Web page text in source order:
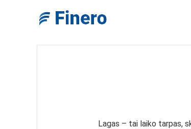
Lagas – tai laiko tarpas,